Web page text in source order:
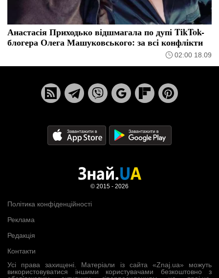
Анастасія Приходько відшмагала по дупі TikTok-
блогера Олега Машуковського: за всі конфлікти
02:00 18.09
Усі права захищені. Матеріали із сайта «Znaj.ua» можуть
використовуватися іншими користувачами безкоштовно з
Політика конфіденційності
Реклама
Редакція
Контакти
© 2015 - 2026